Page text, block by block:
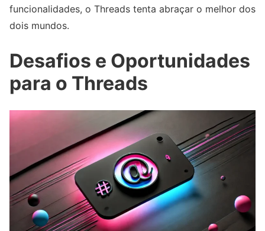
funcionalidades, o Threads tenta abraçar o melhor dos
dois mundos.
Desafios e Oportunidades
para o Threads